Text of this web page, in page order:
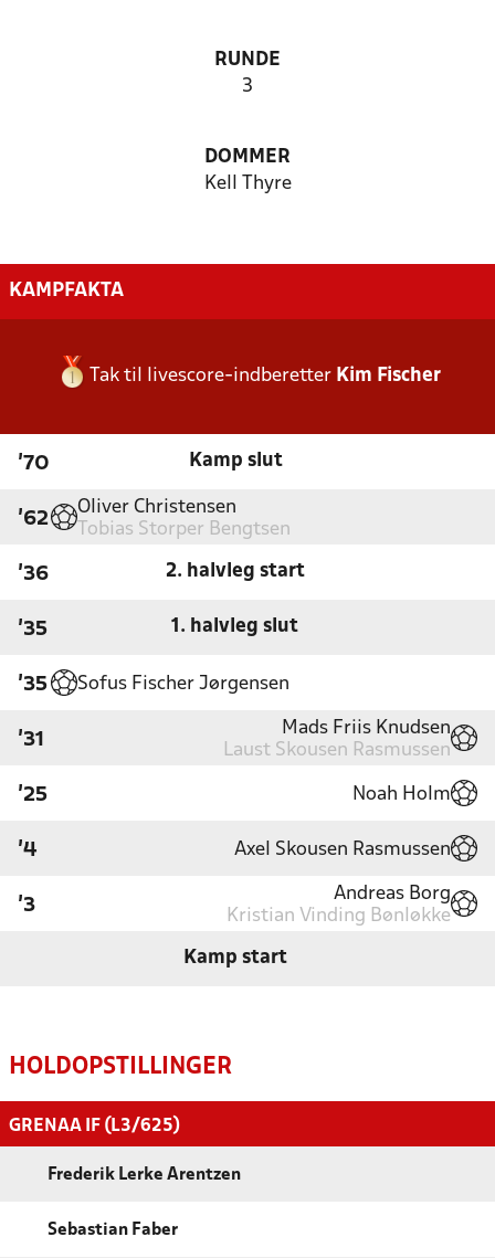
RUNDE
3
DOMMER
Kell Thyre
KAMPFAKTA
Tak til livescore-indberetter Kim Fischer
'70 Kamp slut
'62
Oliver Christensen
Tobias Storper Bengtsen
'36 2. halvleg start
'35 1. halvleg slut
'35 Sofus Fischer Jørgensen
'31
Mads Friis Knudsen
Laust Skousen Rasmussen
'25 Noah Holm
'4 Axel Skousen Rasmussen
'3
Andreas Borg
Kristian Vinding Bønløkke
Kamp start
HOLDOPSTILLINGER
GRENAA IF (L3/625)
Frederik Lerke Arentzen
Sebastian Faber